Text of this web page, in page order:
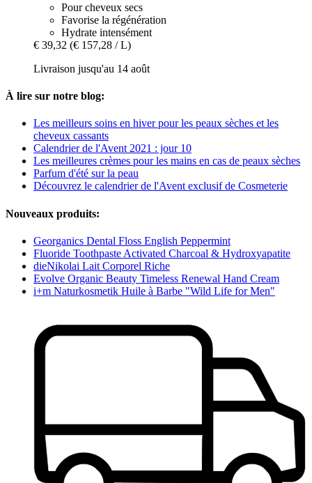
Pour cheveux secs
Favorise la régénération
Hydrate intensément
€ 39,32 (€ 157,28 / L)
Livraison jusqu'au 14 août
À lire sur notre blog:
Les meilleurs soins en hiver pour les peaux sèches et les
cheveux cassants
Calendrier de l'Avent 2021 : jour 10
Les meilleures crèmes pour les mains en cas de peaux sèches
Parfum d'été sur la peau
Découvrez le calendrier de l'Avent exclusif de Cosmeterie
Nouveaux produits:
Georganics Dental Floss English Peppermint
Fluoride Toothpaste Activated Charcoal & Hydroxyapatite
dieNikolai Lait Corporel Riche
Evolve Organic Beauty Timeless Renewal Hand Cream
i+m Naturkosmetik Huile à Barbe "Wild Life for Men"